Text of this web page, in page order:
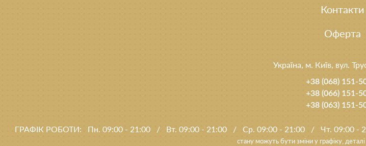
Контакти
Оферта
Україна, м. Київ, вул.
+38 (068) 151-
+38 (066) 151-
+38 (063) 151-
ГРАФІК РОБОТИ: Пн. 09:00 - 21:00 / Вт. 09:00 - 21:00 / Ср. 09:00 - 21:00 / Чт. 09:00 -
стану можуть бути зміни у графіку,